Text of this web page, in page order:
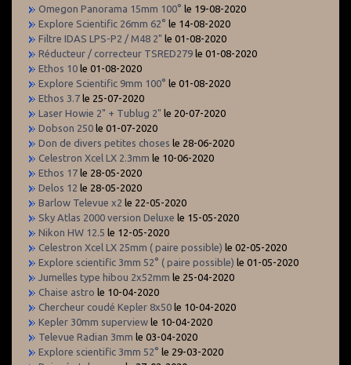
Omegon Panorama 15mm 100° le 19-08-2020
Explore Scientific 26mm 62° le 14-08-2020
Filtre IDAS LPS-P2 / M48 2" le 01-08-2020
Réducteur / correcteur TSRED279 le 01-08-2020
Ethos 10 le 01-08-2020
Explore Scientific 9mm 100° le 01-08-2020
Ethos 3.7 le 25-07-2020
Laser Howie 2" + Tublug 2" le 20-07-2020
Dobson 250 le 01-07-2020
Don de divers petites choses le 28-06-2020
Celestron Xcel LX 2.3mm le 10-06-2020
Ethos 17 le 28-05-2020
Delos 12 le 28-05-2020
Barlow Televue x2 le 22-05-2020
Sky Atlas 2000 version Deluxe le 15-05-2020
Nikon HW 12.5 le 12-05-2020
Celestron Xcel LX 25mm ( paire possible) le 02-05-2020
Explore scientific 3mm 52° ( paire possible) le 01-05-2020
Jumelles type hibou 2x52mm le 25-04-2020
Chaise astro le 10-04-2020
Chercheur coudé Kepler 8x50 le 10-04-2020
Kepler 30mm superview le 10-04-2020
Televue Radian 3mm le 03-04-2020
Explore scientific 3mm 52° le 29-03-2020